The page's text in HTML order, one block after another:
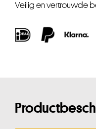
Veilig en vertrouwde